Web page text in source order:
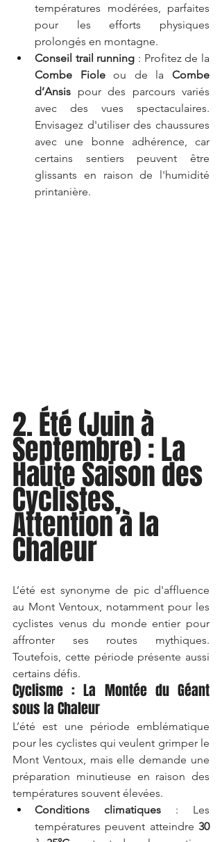
températures modérées, parfaites
pour les efforts physiques
prolongés en montagne.
Conseil trail running
Combe Fiole ou de la Combe
d’Ansis pour des parcours variés
avec des vues spectaculaires.
Envisagez d'utiliser des chaussures
avec une bonne adhérence, car
certains sentiers peuvent être
glissants en raison de l'humidité
printanière.
2. Été (Juin à
Septembre) : La
Haute Saison des
Cyclistes,
Attention à la
Chaleur
L’été est synonyme de pic d'affluence
au Mont Ventoux, notamment pour les
cyclistes venus du monde entier pour
affronter ses routes mythiques.
Toutefois, cette période présente aussi
certains défis.
Cyclisme : La Montée du Géant
sous la Chaleur
L’été est une période emblématique
pour les cyclistes qui veulent grimper le
Mont Ventoux, mais elle demande une
préparation minutieuse en raison des
températures souvent élevées.
Conditions climatiques : Les
températures peuvent atteindre 30